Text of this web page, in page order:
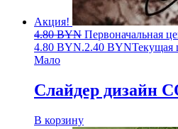
Акция!
4.80BYN Первоначальная
4.80 BYN.2.40 BYNТекущая
Мало
Слайдер дизайн
В корзину